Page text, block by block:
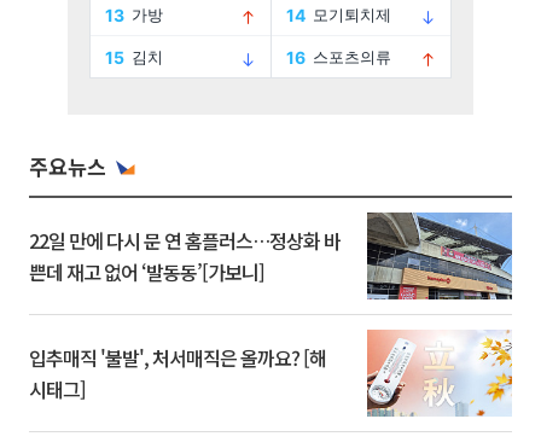
주요뉴스
22일 만에 다시 문 연 홈플러스…정상화 바
쁜데 재고 없어 ‘발동동’[가보니]
입추매직 '불발', 처서매직은 올까요? [해
시태그]